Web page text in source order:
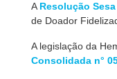
A Resolução Sesa
de Doador
A legislação da
Consolidada n°